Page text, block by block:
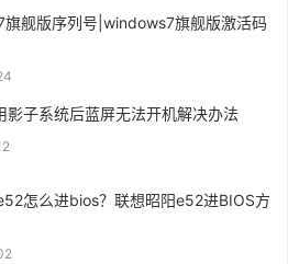
舰版序列号|windows7旗舰版激活码
影子系统后蓝屏无法开机解决办法
怎么进bios？联想昭阳e52进BIOS方